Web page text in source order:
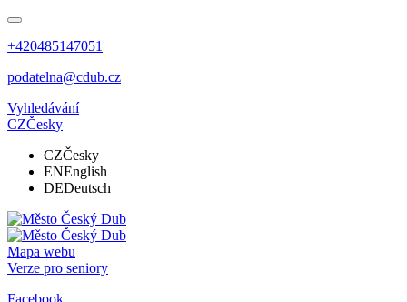
+420485147051
podatelna@cdub.cz
Vyhledávání
CZČesky
CZČesky
ENEnglish
DEDeutsch
Mapa webu
Verze pro seniory
Facebook